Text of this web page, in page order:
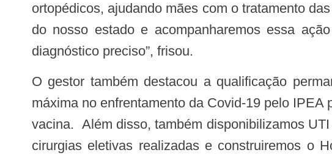
ortopédicos, ajudando mães com o tratamento
do nosso estado e acompanharemos essa
diagnóstico preciso”, frisou.
O gestor também destacou a qualificação permanente da Saúde no estado. “Demos respostas à pandemia, tivemos a nota
máxima no enfrentamento da Covid-19 pelo
vacina. Além disso, também disponibilizamos
cirurgias eletivas realizadas e construiremos o